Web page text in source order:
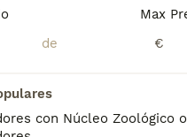
Max
€
con Núcleo Zoológico
frecuentes
cuesta un
Bichon Habanero?